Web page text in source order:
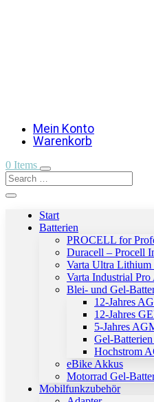
Mein Konto
Warenkorb
0 Items
Start
Batterien
PROCELL for
Duracell – Procell
Varta Ultra Lithium
Varta Industrial
Blei- und Gel-
12-Jahres
12-Jahres
5-Jahres
Gel-
Hochstrom
eBike Akkus
Motorrad Gel-
Mobilfunkzubehör